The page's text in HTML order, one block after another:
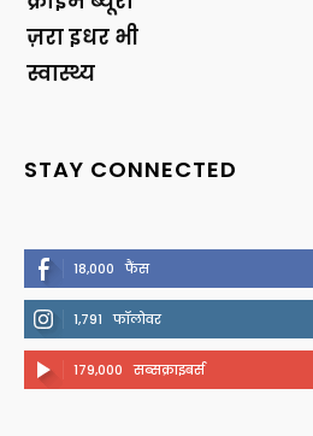
ज़रा इधर भी
स्वास्थ्य
STAY CONNECTED
18,000 फैंस
1,791 फॉलोवर
179,000 सब्सक्राइबर्स